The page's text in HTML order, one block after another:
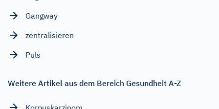
Gangway
zentralisieren
Puls
Weitere Artikel aus dem Bereich Gesundheit A-Z